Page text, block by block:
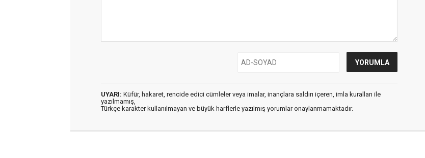
UYARI: Küfür, hakaret, rencide edici cümleler veya imalar, inançlara saldırı içeren, imla kuralları ile
yazılmamış,
Türkçe karakter kullanılmayan ve büyük harflerle yazılmış yorumlar onaylanmamaktadır.